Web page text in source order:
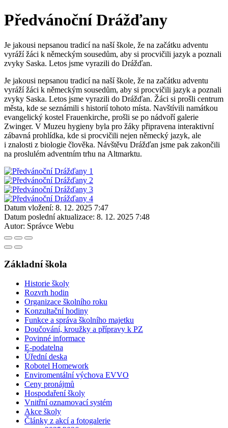
Předvánoční Drážďany
Je jakousi nepsanou tradicí na naší škole, že na začátku adventu
vyráží žáci k německým sousedům, aby si procvičili jazyk a poznali
zvyky Saska. Letos jsme vyrazili do Drážďan.
Je jakousi nepsanou tradicí na naší škole, že na začátku adventu
vyráží žáci k německým sousedům, aby si procvičili jazyk a poznali
zvyky Saska. Letos jsme vyrazili do Drážďan. Žáci si prošli centrum
města, kde se seznámili s historií tohoto místa. Navštívili namátkou
evangelický kostel Frauenkirche, prošli se po nádvoří galerie
Zwinger. V Muzeu hygieny byla pro žáky připravena interaktivní
zábavná prohlídka, kde si procvičili nejen německý jazyk, ale
i znalosti z biologie člověka. Návštěvu Drážďan jsme pak zakončili
na proslulém adventním trhu na Altmarktu.
Datum vložení: 8. 12. 2025 7:47
Datum poslední aktualizace: 8. 12. 2025 7:48
Autor: Správce Webu
Základní škola
Historie školy
Rozvrh hodin
Organizace školního roku
Konzultační hodiny
Funkce a správa školního majetku
Doučování, kroužky a přípravy k PZ
Povinné informace
E-podatelna
Úřední deska
Robotel Homework
Enviromentální výchova EVVO
Ceny pronájmů
Hospodaření školy
Vnitřní oznamovací systém
Akce školy
Články z akcí a fotogalerie